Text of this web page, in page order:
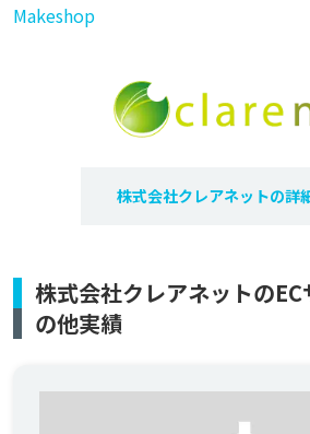
Makeshop
株式会社クレアネットの詳
株式会社クレアネットの
の他実績